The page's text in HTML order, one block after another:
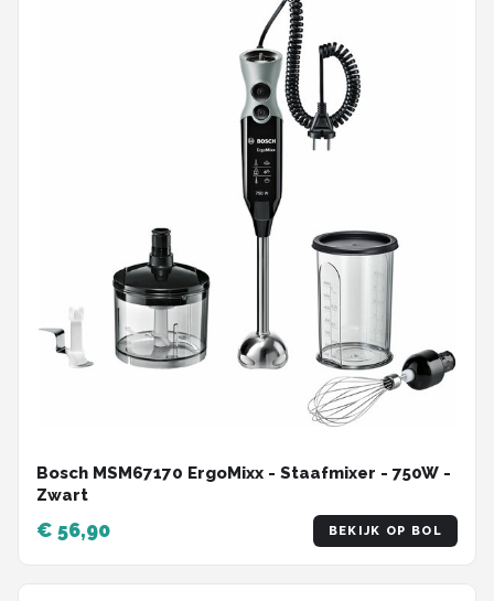
Bosch MSM67170 ErgoMixx - Staafmixer - 750W -
Zwart
€ 56,90 BEKIJK OP BOL